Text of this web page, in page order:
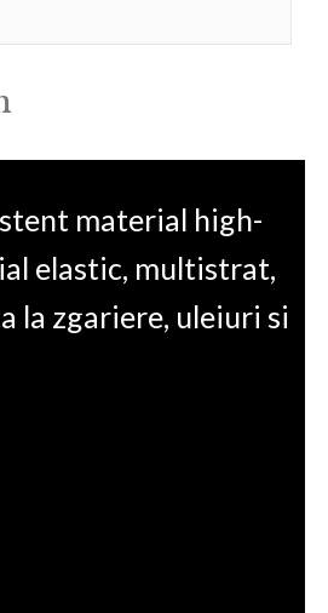
material high-
elastic, multistrat,
la zgariere, uleiuri si